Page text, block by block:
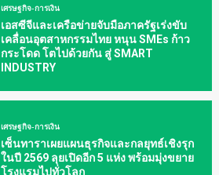
เศรษฐกิจ-การเงิน
เอสซีจีและเครือข่ายจับมือภาครัฐเร่งขับ
เคลื่อนอุตสาหกรรมไทย หนุน SMEs ก้าว
กระโดด โตไปด้วยกัน สู่ SMART
INDUSTRY
เศรษฐกิจ-การเงิน
เซ็นทาราเผยแผนธุรกิจและกลยุทธ์เชิงรุก
ในปี 2569 ลุยเปิดอีก 5 แห่ง พร้อมมุ่งขยาย
โรงแรมไปทั่วโลก